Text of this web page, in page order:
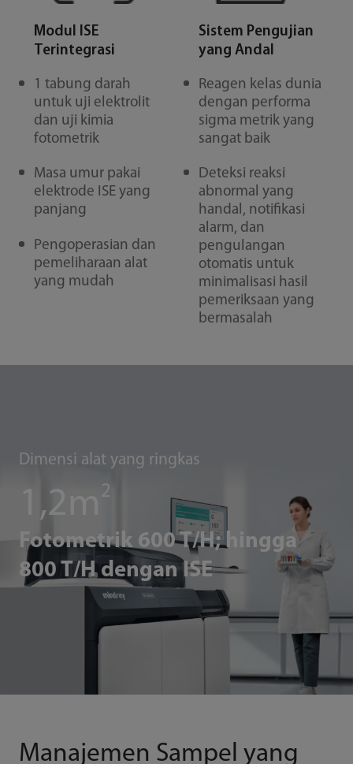
Modul ISE
Terintegrasi
1 tabung darah
untuk uji elektrolit
dan uji kimia
fotometrik
Masa umur pakai
elektrode ISE yang
panjang
Pengoperasian dan
pemeliharaan alat
yang mudah
Sistem Pengujian
yang Andal
Reagen kelas dunia
dengan performa
sigma metrik yang
sangat baik
Deteksi reaksi
abnormal yang
handal, notifikasi
alarm, dan
pengulangan
otomatis untuk
minimalisasi hasil
pemeriksaan yang
bermasalah
Dimensi alat yang ringkas
1,2m 2
Fotometrik 600 T/H; hingga
800 T/H dengan ISE
Manajemen Sampel yang